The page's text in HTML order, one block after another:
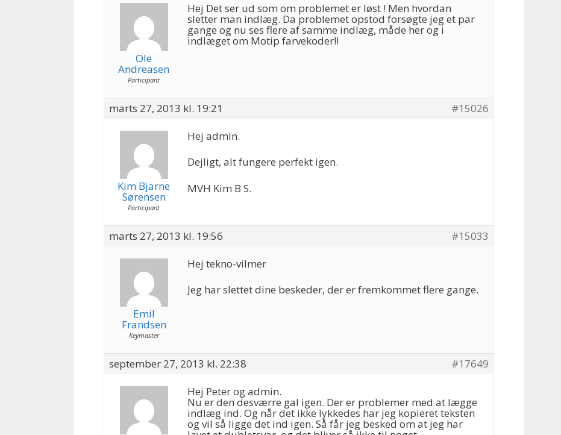
Ole
Andreasen
Participant
Hej Det ser ud som om problemet er løst ! Men hvordan
sletter man indlæg. Da problemet opstod forsøgte jeg et par
gange og nu ses flere af samme indlæg, måde her og i
indlæget om Motip farvekoder!!
marts 27, 2013 kl. 19:21 #15026
Kim Bjarne
Sørensen
Participant
Hej admin.
Dejligt, alt fungere perfekt igen.
MVH Kim B S.
marts 27, 2013 kl. 19:56 #15033
Emil
Frandsen
Keymaster
Hej tekno-vilmer
Jeg har slettet dine beskeder, der er fremkommet flere gange.
september 27, 2013 kl. 22:38 #17649
Hej Peter og admin.
Nu er den desværre gal igen. Der er problemer med at lægge
indlæg ind. Og når det ikke lykkedes har jeg kopieret teksten
og vil så ligge det ind igen. Så får jeg besked om at jeg har